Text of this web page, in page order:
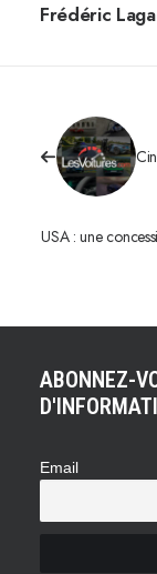
Frédéric
USA : une
ABONNEZ-
Email